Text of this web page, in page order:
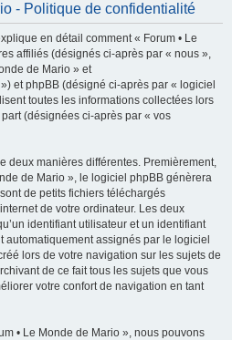
- Politique de confidentialité
en détail comment « Forum • Le
affiliés (désignés ci-après par « nous »,
de Mario » et
et phpBB (désigné ci-après par « logiciel
toutes les informations collectées lors
(désignées ci-après par « vos
deux manières différentes. Premièrement,
de Mario », le logiciel phpBB génèrera
de petits fichiers téléchargés
de votre ordinateur. Les deux
identifiant utilisateur et un identifiant
assignés par le logiciel
lors de votre navigation sur les sujets de
de ce fait tous les sujets que vous
votre confort de navigation en tant
• Le Monde de Mario », nous pouvons